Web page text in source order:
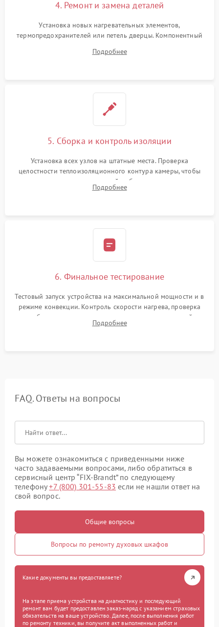
4. Ремонт и замена деталей
Установка новых нагревательных элементов,
термопредохранителей или петель дверцы. Компонентный
выгоревших реле, восстановление контактов и замена
Подробнее
5. Сборка и контроль изоляции
Установка всех узлов на штатные места. Проверка
целостности теплоизоляционного контура камеры, чтобы
исключить перегрев кухонной мебели и потерю тепла.
Надежная фиксация клемм и сборка корпуса шкафа.
Подробнее
6. Финальное тестирование
Тестовый запуск устройства на максимальной мощности и в
режиме конвекции. Контроль скорости нагрева, проверка
срабатывания термостата при достижении заданной
температуры и тест на отсутствие утечек тока.
Подробнее
FAQ. Ответы на вопросы
Вы можете ознакомиться с приведенными ниже
часто задаваемыми вопросами, либо обратиться в
сервисный центр “FIX-Brandt” по следующему
телефону+7 (800) 301-55-83 если не нашли ответ на
свой вопрос.
Общие вопросы
Вопросы по ремонту духовых шкафов
Какие документы вы предоставляете?
На этапе приема устройства на диагностику и последующий
ремонт вам будет предоставлен заказ-наряд с указанием страховых
обязательств на ваше устройство. Далее, после выполнения работ
по ремонту техники, вы получите акт выполненных работ и